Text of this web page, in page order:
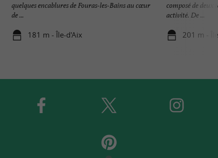
quelques encablures de Fouras-les-Bains au cœur
de ...
181 m - Île-d'Aix
composé de deux
activité. De ...
201 m -